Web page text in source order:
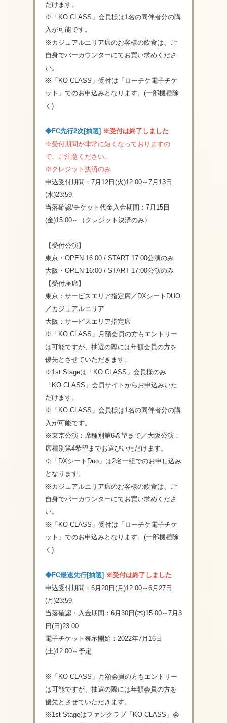
だけます。
※「KO CLASS」会員様は1名の同伴者分の購
入が可能です。
※カジュアルエリア席のお客様の飲食は、ご
自身でバーカウンターにてお買い求めくださ
い。
※「KO CLASS」受付は「ローチケ電子チケ
ット」でのお申込みとなります。(一部機種除
く)
◆FC先行2次[抽選] ※受付は終了しました
※受付期間が非常に短くなっておりますの
で、ご注意ください。
※クレジット決済のみ
申込受付期間：7月12日(火)12:00～7月13日
(水)23:59
当落確認/チケット代金入金期間：7月15日
(金)15:00～（クレジット決済のみ）
【受付公演】
東京・OPEN 16:00 / START 17:00公演のみ
大阪・OPEN 16:00 / START 17:00公演のみ
【受付座席】
東京：サービスエリア指定席／DXシートDUO
／カジュアルエリア
大阪：サービスエリア指定席
※「KO CLASS」月額会員の方もエントリー
は可能ですが、抽選の際には年額会員の方を
優先とさせていただきます。
※1st Stageは「KO CLASS」会員様のみ
「KO CLASS」会員サイトからお申込みいた
だけます。
※「KO CLASS」会員様は1名の同伴者分の購
入が可能です。
※東京公演：席種別第6希望まで／大阪公演：
席種別第4希望までお選びいただけます。
※「DXシートDuo」は2名一組でのお申し込み
となります。
※カジュアルエリア席のお客様の飲食は、ご
自身でバーカウンターにてお買い求めくださ
い。
※「KO CLASS」受付は「ローチケ電子チケ
ット」でのお申込みとなります。(一部機種除
く)
◆FC最速先行[抽選] ※受付は終了しました
申込受付期間：6月20日(月)12:00～6月27日
(月)23:59
当落確認・入金期間：6月30日(木)15:00～7月3
日(日)23:00
電子チケット表示開始：2022年7月16日
(土)12:00～予定
※「KO CLASS」月額会員の方もエントリー
は可能ですが、抽選の際には年額会員の方を
優先とさせていただきます。
※1st Stageはファンクラブ「KO CLASS」会